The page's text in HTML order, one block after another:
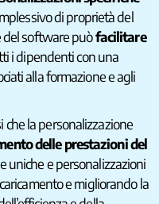
di proprietà del
del software puòfacilitare
i dipendenti con una
alla formazione e agli
la personalizzazione
delle prestazioni del
uniche e personalizzazioni
e migliorando la